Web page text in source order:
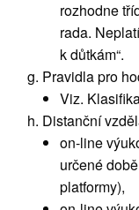
rozhodne
rada.
k důtkám“.
Pravidla pro
Viz.
Distanční
on-line
určené
platformy),